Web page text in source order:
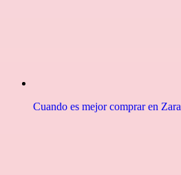
Cuando es mejor comprar en Zara